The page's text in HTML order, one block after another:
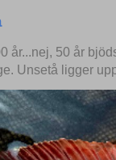
år...nej, 50 år
Unsetå ligger